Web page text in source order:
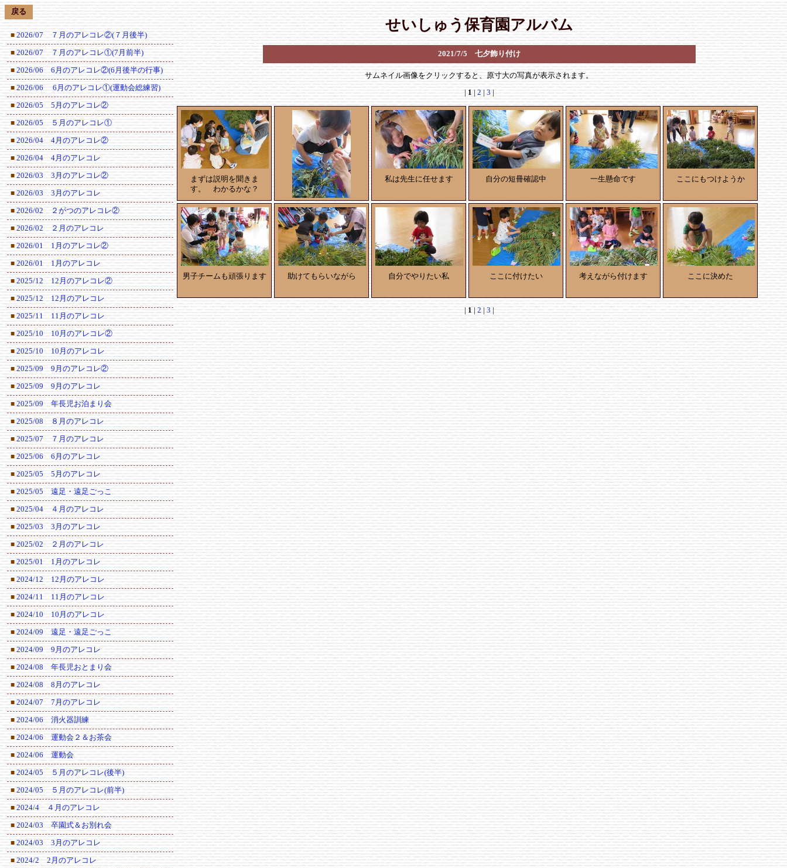
戻る
■ 2026/07 ７月のアレコレ②(７月後半)
■ 2026/07 ７月のアレコレ①(7月前半)
■ 2026/06 6月のアレコレ②(6月後半の行事)
■ 2026/06 6月のアレコレ①(運動会総練習)
■ 2026/05 5月のアレコレ②
■ 2026/05 ５月のアレコレ①
■ 2026/04 4月のアレコレ②
■ 2026/04 4月のアレコレ
■ 2026/03 3月のアレコレ②
■ 2026/03 3月のアレコレ
■ 2026/02 ２がつのアレコレ②
■ 2026/02 ２月のアレコレ
■ 2026/01 1月のアレコレ②
■ 2026/01 1月のアレコレ
■ 2025/12 12月のアレコレ②
■ 2025/12 12月のアレコレ
■ 2025/11 11月のアレコレ
■ 2025/10 10月のアレコレ②
■ 2025/10 10月のアレコレ
■ 2025/09 9月のアレコレ②
■ 2025/09 9月のアレコレ
■ 2025/09 年長児お泊まり会
■ 2025/08 ８月のアレコレ
■ 2025/07 ７月のアレコレ
■ 2025/06 6月のアレコレ
■ 2025/05 5月のアレコレ
■ 2025/05 遠足・遠足ごっこ
■ 2025/04 ４月のアレコレ
■ 2025/03 3月のアレコレ
■ 2025/02 ２月のアレコレ
■ 2025/01 1月のアレコレ
■ 2024/12 12月のアレコレ
■ 2024/11 11月のアレコレ
■ 2024/10 10月のアレコレ
■ 2024/09 遠足・遠足ごっこ
■ 2024/09 9月のアレコレ
■ 2024/08 年長児おとまり会
■ 2024/08 8月のアレコレ
■ 2024/07 7月のアレコレ
■ 2024/06 消火器訓練
■ 2024/06 運動会２＆お茶会
■ 2024/06 運動会
■ 2024/05 ５月のアレコレ(後半)
■ 2024/05 ５月のアレコレ(前半)
■ 2024/4 ４月のアレコレ
■ 2024/03 卒園式＆お別れ会
■ 2024/03 3月のアレコレ
■ 2024/2 2月のアレコレ
せいしゅう保育園アルバム
2021/7/5 七夕飾り付け
サムネイル画像をクリックすると、原寸大の写真が表示されます。
| 1 | 2 | 3 |
まずは説明を聞きま
す。 わかるかな？
やる気満々
私は先生に任せます 自分の短冊確認中 一生懸命です ここにもつけようか
男子チームも頑張ります 助けてもらいながら 自分でやりたい私 ここに付けたい 考えながら付けます ここに決めた
1 2 3